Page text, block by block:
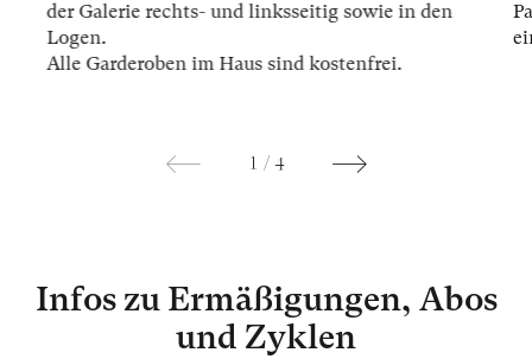
der Ga­le­rie rechts- und links­sei­tig so­wie in den
Lo­gen.
Alle Gar­der­oben im Haus sind kos­ten­frei.
1 / 4
Infos zu Ermäßigungen, Abos
und Zyklen